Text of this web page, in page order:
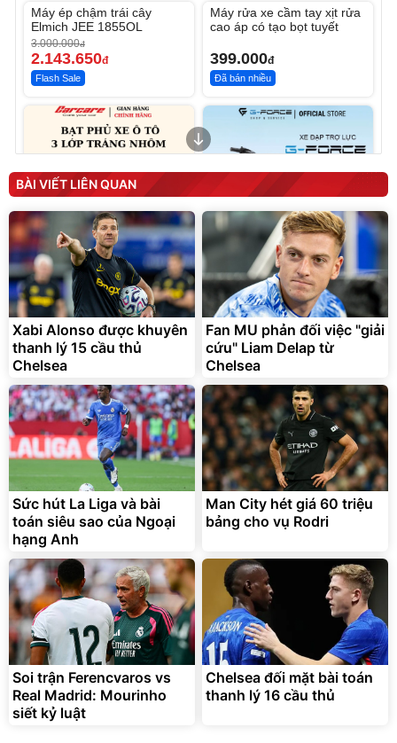
-28%
Máy ép chậm trái cây
Elmich JEE 1855OL
3.000.000đ
2.143.650đ
Flash Sale
Máy rửa xe cầm tay xịt rửa
cao áp có tạo bọt tuyết
399.000đ
Đã bán nhiều
Bạt phủ xe ô tô cao cấp,
tráng nhôm 03 lớp
392.000đ
325.000đ
Đã bán nhiều
Xe đạp điện trợ lực G-
Force C14 gấp gọn bỏ cốp
tiện lợi
9.900.000đ
7.092.000đ
Đang xem nhiều
G-FORCE VIETNA
BÀI VIẾT LIÊN QUAN
Xabi Alonso được khuyên
thanh lý 15 cầu thủ
Chelsea
Fan MU phản đối việc "giải
cứu" Liam Delap từ
Chelsea
Sức hút La Liga và bài
toán siêu sao của Ngoại
hạng Anh
Man City hét giá 60 triệu
bảng cho vụ Rodri
Soi trận Ferencvaros vs
Real Madrid: Mourinho
siết kỷ luật
Chelsea đối mặt bài toán
thanh lý 16 cầu thủ